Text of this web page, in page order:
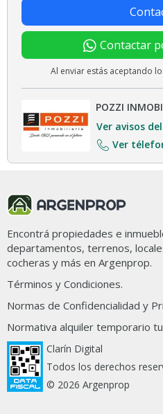
Contactar
Al enviar estás aceptando
POZZI
Ver avisos
Ver
Encontrá propiedades e
departamentos, terrenos,
cocheras y más en Argenprop.
Términos y Condiciones.
Normas de Confidencialidad y
Normativa alquiler temporario
Clarín Digital
Todos los derechos
© 2026 Argenprop